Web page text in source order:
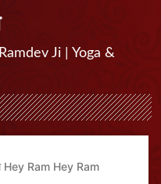
Ji | Yoga &
Hey Ram Hey Ram